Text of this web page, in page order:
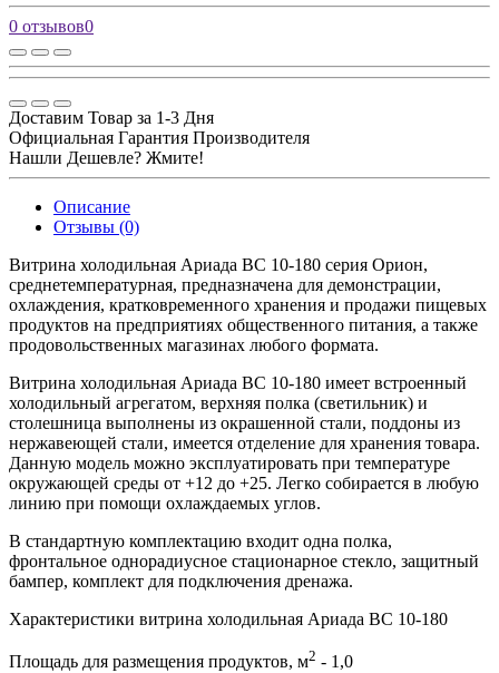
0 отзывов0
Доставим Товар за 1-3 Дня
Официальная Гарантия Производителя
Нашли Дешевле? Жмите!
Описание
Отзывы (0)
Витрина холодильная Ариада ВС 10-180 серия Орион,
среднетемпературная, предназначена для демонстрации,
охлаждения, кратковременного хранения и продажи пищевых
продуктов на предприятиях общественного питания, а также
продовольственных магазинах любого формата.
Витрина холодильная Ариада ВС 10-180 имеет встроенный
холодильный агрегатом, верхняя полка (светильник) и
столешница выполнены из окрашенной стали, поддоны из
нержавеющей стали, имеется отделение для хранения товара.
Данную модель можно эксплуатировать при температуре
окружающей среды от +12 до +25. Легко собирается в любую
линию при помощи охлаждаемых углов.
В стандартную комплектацию входит одна полка,
фронтальное однорадиусное стационарное стекло, защитный
бампер, комплект для подключения дренажа.
Характеристики витрина холодильная Ариада ВС 10-180
Площадь для размещения продуктов, м2 - 1,0